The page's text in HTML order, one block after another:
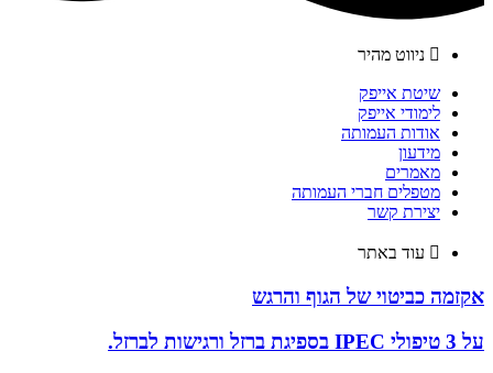
ניווט מהיר
שיטת אייפק
לימודי אייפק
אודות העמותה
מידעון
מאמרים
מטפלים חברי העמותה
יצירת קשר
עוד באתר
אקזמה כביטוי של הגוף והרגש
על 3 טיפולי IPEC בספיגת ברזל ורגישות לברזל.